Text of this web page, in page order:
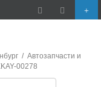
/ Автозапчасти и
00278